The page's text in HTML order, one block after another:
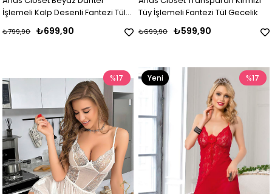
İşlemeli Kalp Desenli Fantezi Tül
₺699,90
₺799,90
Tüy İşlemeli Fantezi Tül Gecelik
₺599,90
₺699,90
%17 %17
Yeni
Ürün